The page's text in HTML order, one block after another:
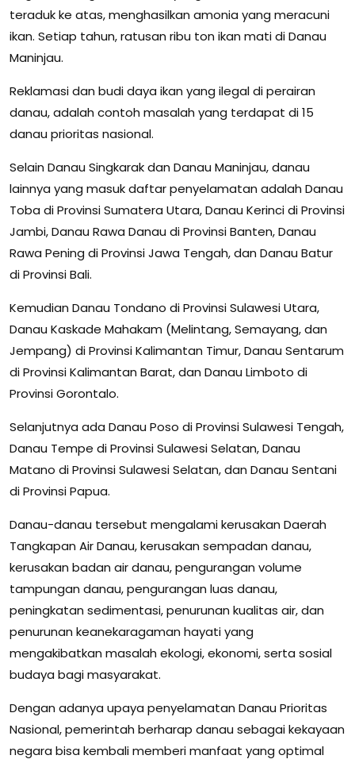
teraduk ke atas, menghasilkan amonia yang meracuni
ikan. Setiap tahun, ratusan ribu ton ikan mati di Danau
Maninjau.
Reklamasi dan budi daya ikan yang ilegal di perairan
danau, adalah contoh masalah yang terdapat di 15
danau prioritas nasional.
Selain Danau Singkarak dan Danau Maninjau, danau
lainnya yang masuk daftar penyelamatan adalah Danau
Toba di Provinsi Sumatera Utara, Danau Kerinci di Provinsi
Jambi, Danau Rawa Danau di Provinsi Banten, Danau
Rawa Pening di Provinsi Jawa Tengah, dan Danau Batur
di Provinsi Bali.
Kemudian Danau Tondano di Provinsi Sulawesi Utara,
Danau Kaskade Mahakam (Melintang, Semayang, dan
Jempang) di Provinsi Kalimantan Timur, Danau Sentarum
di Provinsi Kalimantan Barat, dan Danau Limboto di
Provinsi Gorontalo.
Selanjutnya ada Danau Poso di Provinsi Sulawesi Tengah,
Danau Tempe di Provinsi Sulawesi Selatan, Danau
Matano di Provinsi Sulawesi Selatan, dan Danau Sentani
di Provinsi Papua.
Danau-danau tersebut mengalami kerusakan Daerah
Tangkapan Air Danau, kerusakan sempadan danau,
kerusakan badan air danau, pengurangan volume
tampungan danau, pengurangan luas danau,
peningkatan sedimentasi, penurunan kualitas air, dan
penurunan keanekaragaman hayati yang
mengakibatkan masalah ekologi, ekonomi, serta sosial
budaya bagi masyarakat.
Dengan adanya upaya penyelamatan Danau Prioritas
Nasional, pemerintah berharap danau sebagai kekayaan
negara bisa kembali memberi manfaat yang optimal